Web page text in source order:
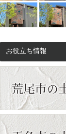
お役立ち情報